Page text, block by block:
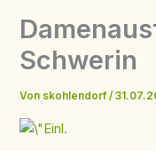
Schwerin
Von skohlendorf/